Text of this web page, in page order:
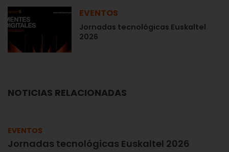
EVENTOS
Jornadas tecnológicas Euskaltel
2026
NOTICIAS RELACIONADAS
EVENTOS
Jornadas tecnológicas Euskaltel 2026